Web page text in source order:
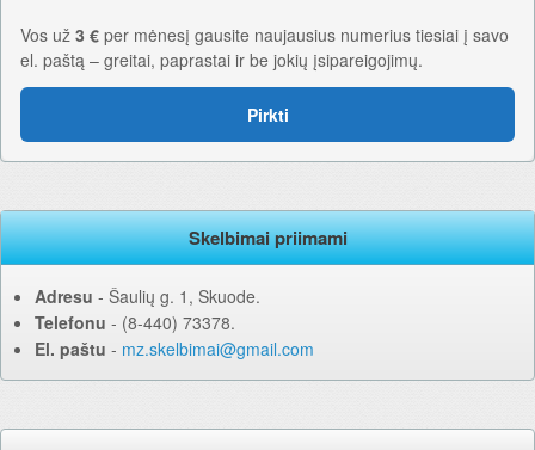
Vos už 3 € per mėnesį gausite naujausius numerius tiesiai į savo
el. paštą – greitai, paprastai ir be jokių įsipareigojimų.
Pirkti
Skelbimai priimami
Adresu ‐ Šaulių g. 1, Skuode.
Telefonu ‐ (8-440) 73378.
El. paštu ‐ mz.skelbimai@gmail.com